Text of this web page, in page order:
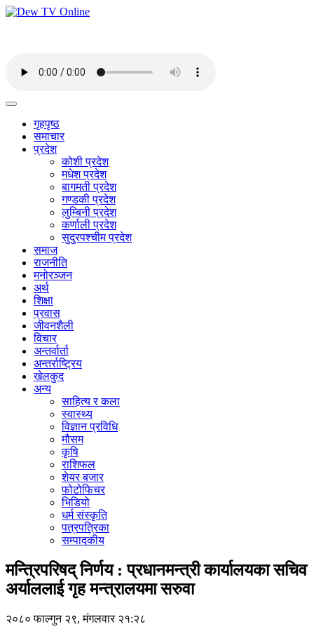
गृहपृष्ठ
समाचार
प्रदेश
कोशी प्रदेश
मधेश प्रदेश
बागमती प्रदेश
गण्डकी प्रदेश
लुम्बिनी प्रदेश
कर्णाली प्रदेश
सुदुरपश्चीम प्रदेश
समाज
राजनीति
मनोरञ्जन
अर्थ
शिक्षा
प्रवास
जीवनशैली
विचार
अन्तर्वार्ता
अन्तर्राष्ट्रिय
खेलकुद
अन्य
साहित्य र कला
स्वास्थ्य
विज्ञान प्रविधि
मौसम
कृषि
राशिफल
शेयर बजार
फोटोफिचर
भिडियो
धर्म संस्कृति
पत्रपत्रिका
सम्पादकीय
मन्त्रिपरिषद् निर्णय : प्रधानमन्त्री कार्यालयका सचिव
अर्याललाई गृह मन्त्रालयमा सरुवा
२०८० फाल्गुन २९, मंगलवार २१:२८